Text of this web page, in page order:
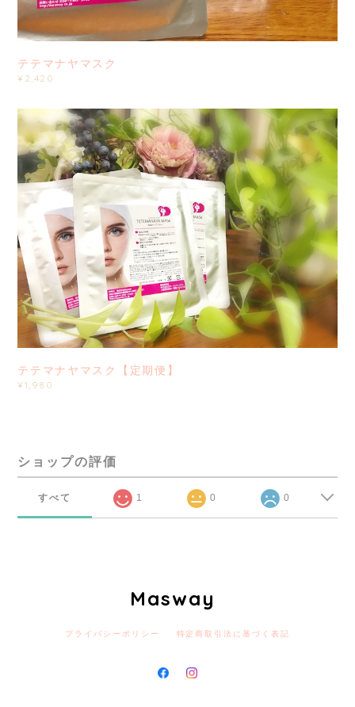
テテマナヤマスク
¥2,420
テテマナヤマスク【定期便】
¥1,980
ショップの評価
すべて 1 0 0
Masway
プライバシーポリシー 特定商取引法に基づく表記